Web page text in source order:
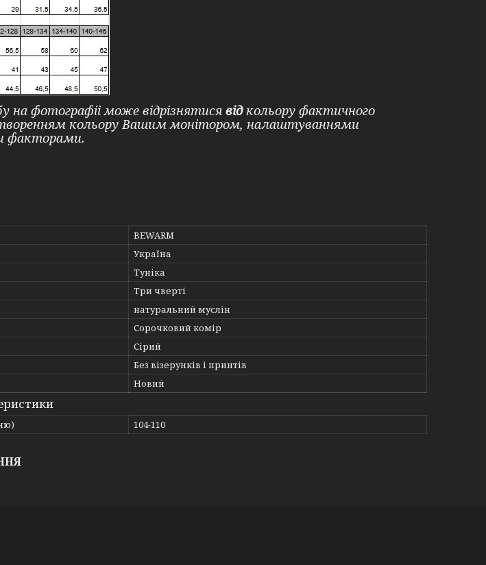
на фотографіі може відрізнятися відкольору фактичного
кольору Вашим монітором, налаштуваннями
факторами.
BEWARM
Україна
Туніка
Три чверті
натуральний муслін
Сорочковий комір
Сірий
Без візерунків і принтів
Новий
104-110